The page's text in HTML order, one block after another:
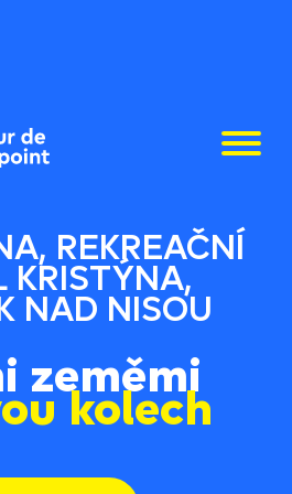
REKREAČNÍ
KRISTÝNA,
NAD NISOU
zeměmi
kolech